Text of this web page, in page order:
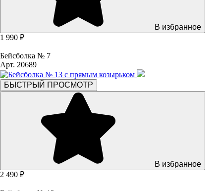
В избранное
1 990 ₽
Бейсболка № 7
Арт. 20689
БЫСТРЫЙ ПРОСМОТР
В избранное
2 490 ₽